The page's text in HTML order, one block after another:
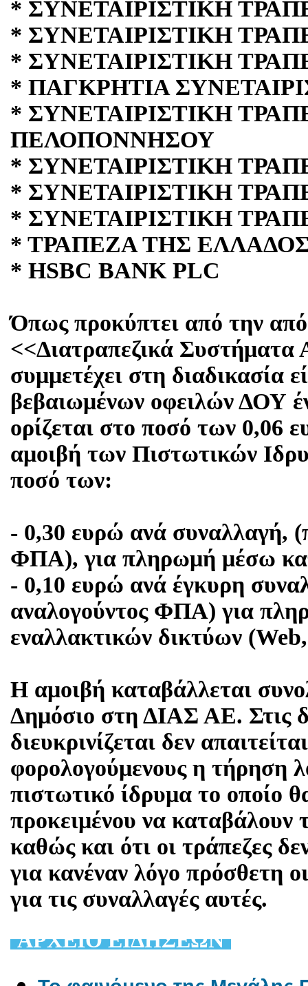
* ΣΥΝΕΤΑΙΡΙΣΤΙΚΗ
* ΣΥΝΕΤΑΙΡΙΣΤΙΚΗ
* ΣΥΝΕΤΑΙΡΙΣΤΙΚΗ
* ΠΑΓΚΡΗΤΙΑ
* ΣΥΝΕΤΑΙΡΙΣΤΙΚΗ
ΠΕΛΟΠΟΝΝΗΣΟΥ
* ΣΥΝΕΤΑΙΡΙΣΤΙΚΗ
* ΣΥΝΕΤΑΙΡΙΣΤΙΚΗ
* ΣΥΝΕΤΑΙΡΙΣΤΙΚΗ
* ΤΡΑΠΕΖΑ ΤΗΣ
* HSBC BANK PLC
Όπως προκύπτει από την
<<Διατραπεζικά
συμμετέχει στη διαδικασία
βεβαιωμένων οφειλών ΔΟΥ
ορίζεται στο ποσό των 0,06
αμοιβή των Πιστωτικών
ποσό των:
- 0,30 ευρώ ανά συναλλαγή,
ΦΠΑ), για πληρωμή μέσω
- 0,10 ευρώ ανά έγκυρη
αναλογούντος ΦΠΑ) για
εναλλακτικών δικτύων
Η αμοιβή καταβάλλεται
Δημόσιο στη ΔΙΑΣ ΑΕ. Στις
διευκρινίζεται δεν
φορολογούμενους η τήρηση
πιστωτικό ίδρυμα το οποίο
προκειμένου να καταβάλουν
καθώς και ότι οι τράπεζες
για κανέναν λόγο πρόσθετη
για τις συναλλαγές αυτές.
AΡΧΕΙΟ ΕΙΔΗΣΕΩΝ